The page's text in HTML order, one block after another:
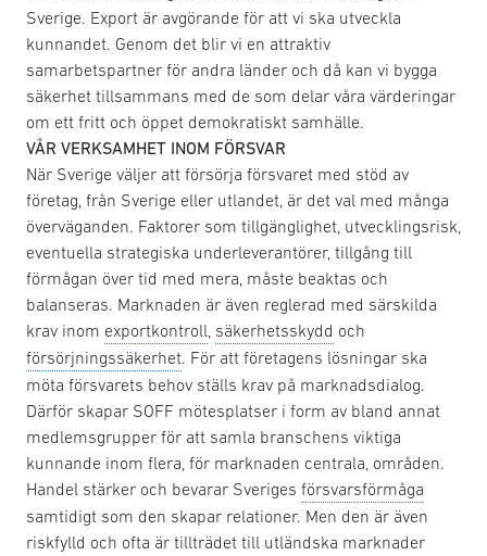
Sverige. Export är avgörande för att vi ska utveckla
kunnandet. Genom det blir vi en attraktiv
samarbetspartner för andra länder och då kan vi bygga
säkerhet tillsammans med de som delar våra värderingar
om ett fritt och öppet demokratiskt samhälle.
VÅR VERKSAMHET INOM FÖRSVAR
När Sverige väljer att försörja försvaret med stöd av
företag, från Sverige eller utlandet, är det val med många
överväganden. Faktorer som tillgänglighet, utvecklingsrisk,
eventuella strategiska underleverantörer, tillgång till
förmågan över tid med mera, måste beaktas och
balanseras. Marknaden är även reglerad med särskilda
krav inom exportkontroll säkerhetsskydd och
försörjningssäkerhet. För att företagens lösningar ska
möta försvarets behov ställs krav på marknadsdialog.
Därför skapar SOFF mötesplatser i form av bland annat
medlemsgrupper för att samla branschens viktiga
kunnande inom flera, för marknaden centrala, områden.
Handel stärker och bevarar Sveriges försvarsförmåga
samtidigt som den skapar relationer. Men den är även
riskfylld och ofta är tillträdet till utländska marknader